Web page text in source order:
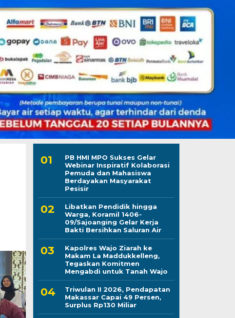
PB HMI MPO Sukses Gelar
Webinar Inspiratif Kolaborasi
Pemuda dan Mahasiswa
Berdayakan Masyarakat
Pesisir
Libatkan Pendidik hingga
Warga, Koramil 1406-
09/Sajoanging Gelar Kerja
Bakti Bersihkan Saluran Air
Kapolres Wajo Ziarah ke
Makam La Maddukkelleng,
Tegaskan Komitmen
Mengabdi untuk Tanah Wajo
Triwulan II 2026, Pendapatan
Makassar Capai 49 Persen,
Surplus Rp130 Miliar